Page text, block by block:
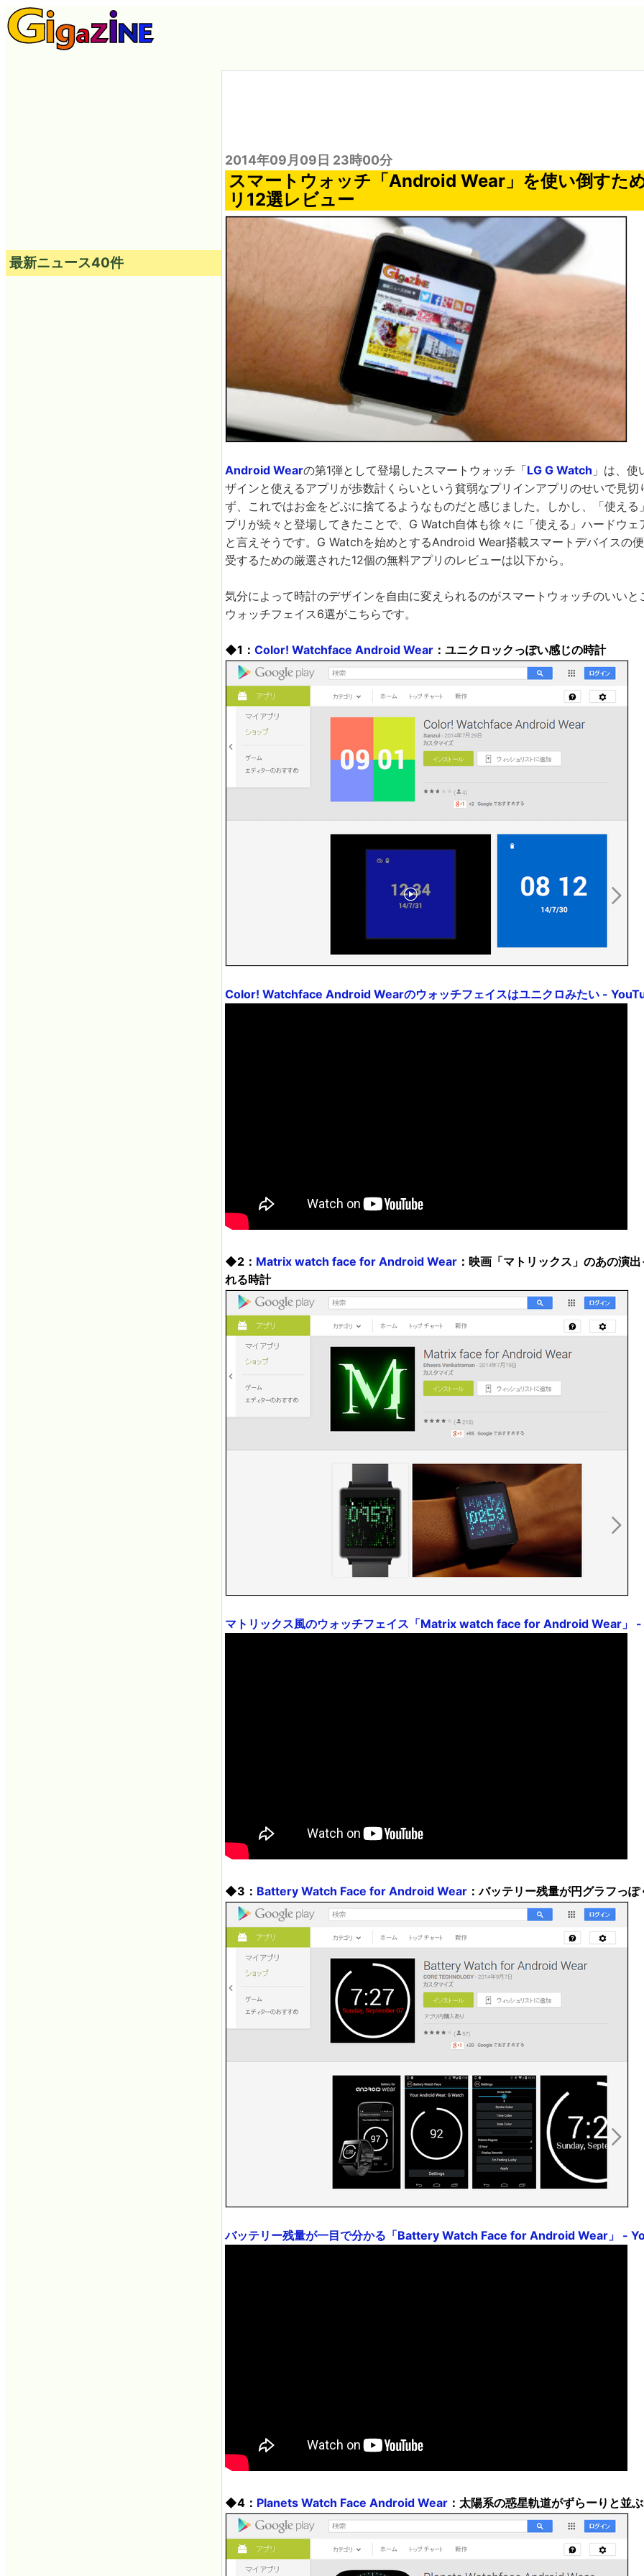
2014年09月09日 23時00分
スマートウォッチ「Android Wear」を使い倒すた
リ12選レビュー
Android Wearの第1弾として登場したスマートウォッチ「LG G Watch 」は、
ザインと使えるアプリが歩数計くらいという貧弱なプリインアプリのせいで見切
ず、これではお金をどぶに捨てるようなものだと感じました。しかし、「使え
プリが続々と登場してきたことで、G Watch自体も徐々に「使える」ハードウェ
と言えそうです。G Watchを始めとするAndroid Wear搭載スマートデバイスの
受するための厳選された12個の無料アプリのレビューは以下から。
気分によって時計のデザインを自由に変えられるのがスマートウォッチのいいと
ウォッチフェイス6選がこちらです。
◆1： Color! Watchface Android Wear ：ユニクロックっぽい感じの時計
Color! Watchface Android Wearのウォッチフェイスはユニクロみたい -
◆2： Matrix watch face for Android Wear ：映画「マトリックス」のあの演
れる時計
マトリックス風のウォッチフェイス「Matrix watch face for Android Wear」
◆3： Battery Watch Face for Android Wear ：バッテリー残量が円グラフっ
バッテリー残量が一目で分かる「Battery Watch Face for Android Wear」 -
◆4： Planets Watch Face Android Wear ：太陽系の惑星軌道がずらーりと並
最新ニュース40件